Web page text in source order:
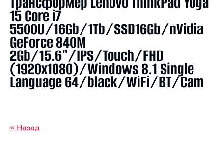
15 Core i7
5500U/16Gb/1Tb/SSD16Gb/nVidia
GeForce 840M
2Gb/15.6"/IPS/Touch/FHD
(1920x1080)/Windows 8.1 Single
Language 64/black/WiFi/BT/Cam
« Назад